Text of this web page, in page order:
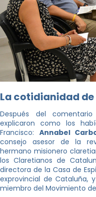
La cotidianidad
Después del
explicaron como los
Francisco: Annabel
consejo asesor de la
hermano misionero
los Claretianos de
directora de la Casa de
exprovincial de Cataluña, y
miembro del Movimiento